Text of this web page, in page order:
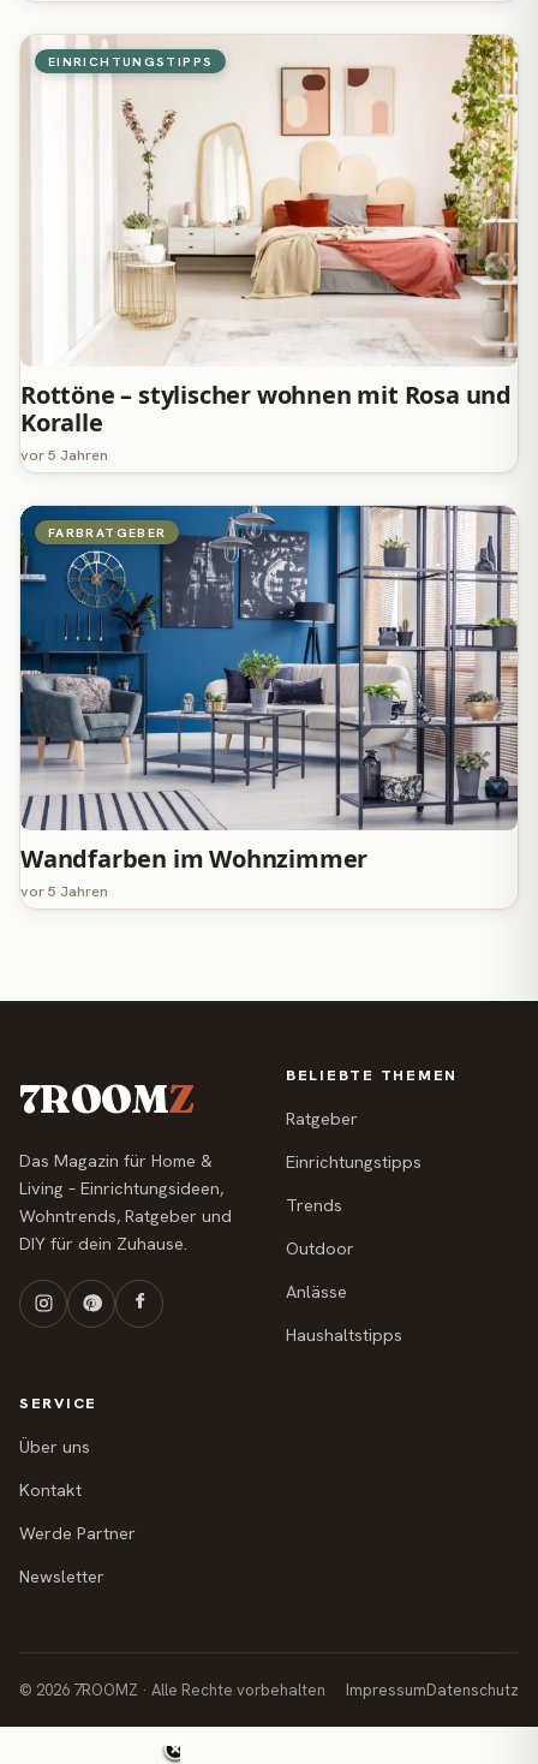
EINRICHTUNGSTIPPS
Rottöne – stylischer wohnen mit Rosa und
Koralle
vor 5 Jahren
FARBRATGEBER
Wandfarben im Wohnzimmer
vor 5 Jahren
7ROOMZ
Das Magazin für Home &
Living – Einrichtungsideen,
Wohntrends, Ratgeber und
DIY für dein Zuhause.
BELIEBTE THEMEN
Ratgeber
Einrichtungstipps
Trends
Outdoor
Anlässe
Haushaltstipps
SERVICE
Über uns
Kontakt
Werde Partner
Newsletter
© 2026 7ROOMZ · Alle Rechte vorbehalten ImpressumDatenschutz